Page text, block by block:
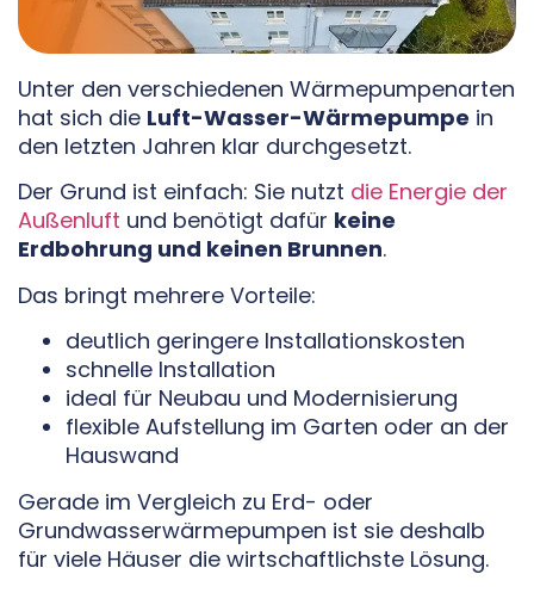
Unter den verschiedenen Wärmepumpenarten
hat sich die Luft-Wasser-Wärmepumpe in
den letzten Jahren klar durchgesetzt.
Der Grund ist einfach: Sie nutzt die Energie der
Außenluft und benötigt dafür keine
Erdbohrung und keinen Brunnen.
Das bringt mehrere Vorteile:
deutlich geringere Installationskosten
schnelle Installation
ideal für Neubau und Modernisierung
flexible Aufstellung im Garten oder an der
Hauswand
Gerade im Vergleich zu Erd- oder
Grundwasserwärmepumpen ist sie deshalb
für viele Häuser die wirtschaftlichste Lösung.